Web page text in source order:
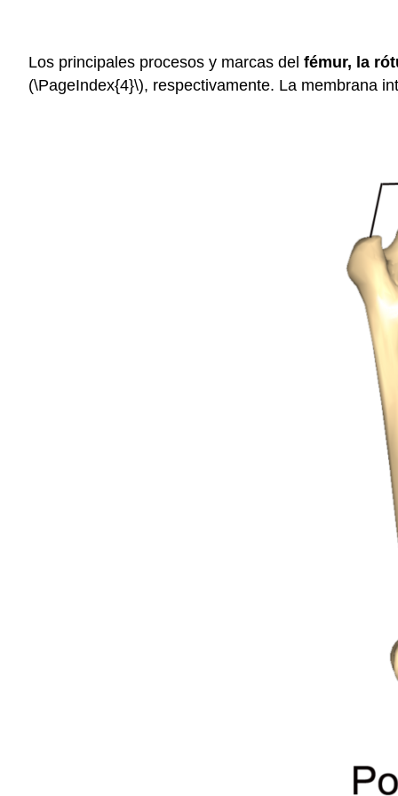
Los principales procesos y marcas del fémur, la
(\PageIndex{4}\), respectivamente. La membrana